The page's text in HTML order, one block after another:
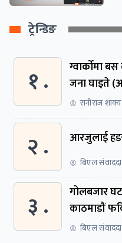
ट्रेन्डिङ
१ .
ग्वार्काेमा
जना घाइते
सनीराज शाक्य
२ . आरजुलाई
बिएल
३ .
गोलबजार
काठमाडौं
बिएल